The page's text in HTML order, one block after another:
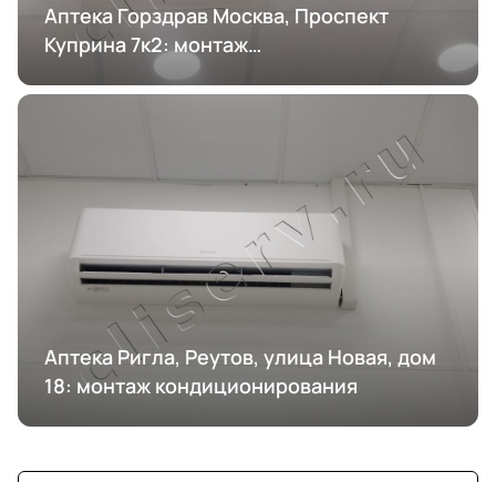
Аптека Горздрав Москва, Проспект
Куприна 7к2: монтаж
кондиционирования
Аптека Ригла, Реутов, улица Новая, дом
18: монтаж кондиционирования